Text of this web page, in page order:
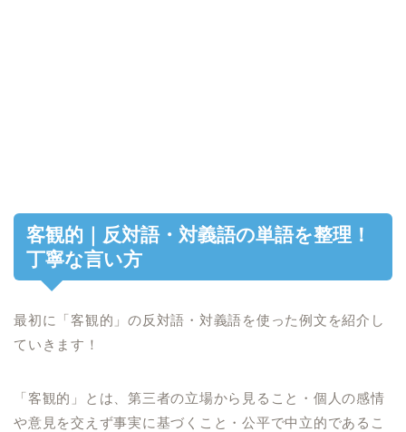
客観的｜反対語・対義語の単語を整理！
丁寧な言い方
最初に「客観的」の反対語・対義語を使った例文を紹介し
ていきます！
「客観的」とは、第三者の立場から見ること・個人の感情
や意見を交えず事実に基づくこと・公平で中立的であるこ